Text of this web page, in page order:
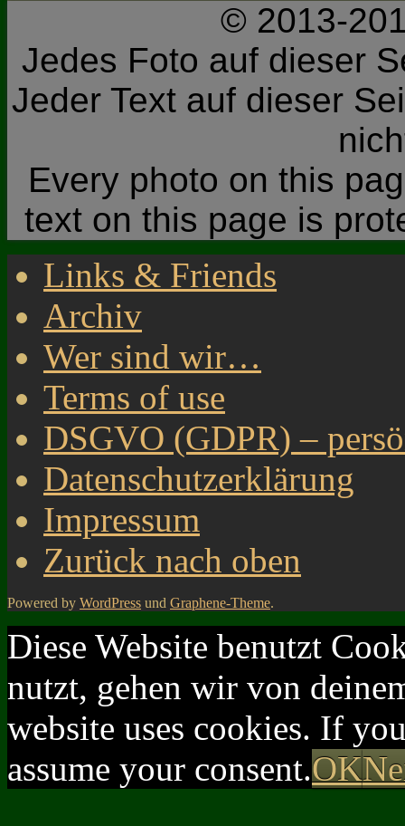
© 2013-
Jedes Foto auf dieser
Jeder Text auf dieser
Every photo on this
text on this page is
Links & Friends
Archiv
Wer sind wir…
Terms of use
DSGVO (GDPR) –
Datenschutzerklärung
Impressum
Zurück nach oben
Powered by WordPress und Graphene-Theme.
Diese Website benutzt
nutzt, gehen wir von
website uses cookies. If
assume your consent.OK